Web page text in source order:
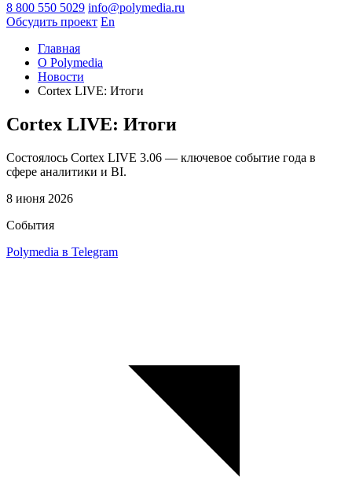
8 800 550 5029 info@polymedia.ru
Обсудить проект En
Главная
О Polymedia
Новости
Cortex LIVE: Итоги
Cortex LIVE: Итоги
Состоялось Cortex LIVE 3.06 — ключевое событие года в
сфере аналитики и BI.
8 июня 2026
События
Polymedia в Telegram